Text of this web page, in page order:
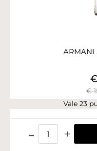
ARMANI
€
Vale 23